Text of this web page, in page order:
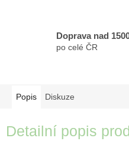
Doprava nad
po celé ČR
Popis Diskuze
Detailní popis